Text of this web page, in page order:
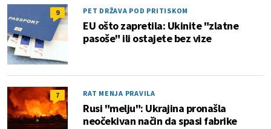
9 PET DRŽAVA POD PRITISKOM
EU ošto zapretila: Ukinite "zlatne
pasoše" ili ostajete bez vize
7 RAT MENJA PRAVILA
Rusi "melju": Ukrajina pronašla
neočekivan način da spasi fabrike